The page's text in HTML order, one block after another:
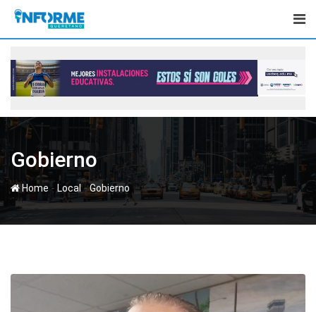
Skip
content
Gobierno
Home- Local-Gobierno